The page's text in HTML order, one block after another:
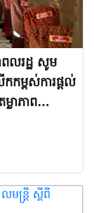
ពលរដ្ឋ សូម
កម្ពស់ការផ្តល់
ាភាព